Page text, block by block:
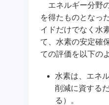
エネルギー分野
を得たものとなっ
イドだけでなく水
て、水素の安定確
ての評価を以下の
水素は、エネ
削減に資する
る）。